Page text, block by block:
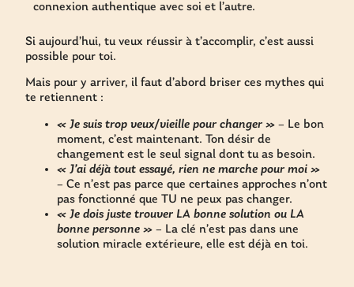
connexion authentique avec soi et l’autre.
Si aujourd’hui, tu veux réussir à t’accomplir, c’est aussi
possible pour toi.
Mais pour y arriver, il faut d’abord briser ces mythes qui
te retiennent :
« Je suis trop veux/vieille pour changer » – Le bon
moment, c’est maintenant. Ton désir de
changement est le seul signal dont tu as besoin.
« J’ai déjà tout essayé, rien ne marche pour moi »
– Ce n’est pas parce que certaines approches n’ont
pas fonctionné que TU ne peux pas changer.
« Je dois juste trouver LA bonne solution ou LA
bonne personne » – La clé n’est pas dans une
solution miracle extérieure, elle est déjà en toi.